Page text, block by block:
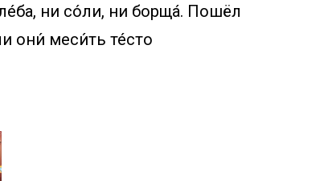
ни со́ли, ни борща́. Пошёл
они́ меси́ть те́сто